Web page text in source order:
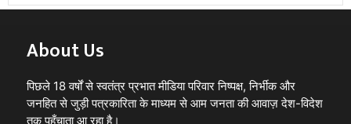
About Us
पिछले 18 वर्षों से स्वतंत्र प्रभात मीडिया परिवार निष्पक्ष, निर्भीक और
जनहित से जुड़ी पत्रकारिता के माध्यम से आम जनता की आवाज़ देश-विदेश
तक पहुँचाता आ रहा है।